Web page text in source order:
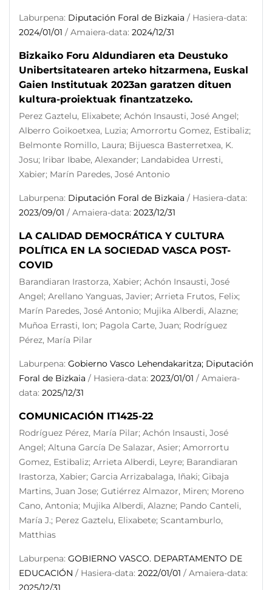
Laburpena: Diputación Foral de Bizkaia / Hasiera-data:
2024/01/01 / Amaiera-data: 2024/12/31
Bizkaiko Foru Aldundiaren eta Deustuko
Unibertsitatearen arteko hitzarmena, Euskal
Gaien Institutuak 2023an garatzen dituen
kultura-proiektuak finantzatzeko.
Perez Gaztelu, Elixabete; Achón Insausti, José Angel;
Alberro Goikoetxea, Luzia; Amorrortu Gomez, Estibaliz;
Belmonte Romillo, Laura; Bijuesca Basterretxea, K.
Josu; Iribar Ibabe, Alexander; Landabidea Urresti,
Xabier; Marín Paredes, José Antonio
Laburpena: Diputación Foral de Bizkaia / Hasiera-data:
2023/09/01 / Amaiera-data: 2023/12/31
LA CALIDAD DEMOCRÁTICA Y CULTURA
POLÍTICA EN LA SOCIEDAD VASCA POST-
COVID
Barandiaran Irastorza, Xabier; Achón Insausti, José
Angel; Arellano Yanguas, Javier; Arrieta Frutos, Felix;
Marín Paredes, José Antonio; Mujika Alberdi, Alazne;
Muñoa Errasti, Ion; Pagola Carte, Juan; Rodríguez
Pérez, María Pilar
Laburpena: Gobierno Vasco Lehendakaritza; Diputación
Foral de Bizkaia / Hasiera-data: 2023/01/01 / Amaiera-
data: 2025/12/31
COMUNICACIÓN IT1425-22
Rodríguez Pérez, María Pilar; Achón Insausti, José
Angel; Altuna García De Salazar, Asier; Amorrortu
Gomez, Estibaliz; Arrieta Alberdi, Leyre; Barandiaran
Irastorza, Xabier; Garcia Arrizabalaga, Iñaki; Gibaja
Martins, Juan Jose; Gutiérrez Almazor, Miren; Moreno
Cano, Antonia; Mujika Alberdi, Alazne; Pando Canteli,
María J.; Perez Gaztelu, Elixabete; Scantamburlo,
Matthias
Laburpena: GOBIERNO VASCO. DEPARTAMENTO DE
EDUCACIÓN / Hasiera-data: 2022/01/01 / Amaiera-data:
2025/12/31